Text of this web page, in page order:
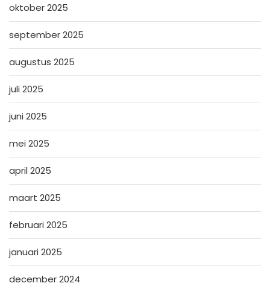
oktober 2025
september 2025
augustus 2025
juli 2025
juni 2025
mei 2025
april 2025
maart 2025
februari 2025
januari 2025
december 2024